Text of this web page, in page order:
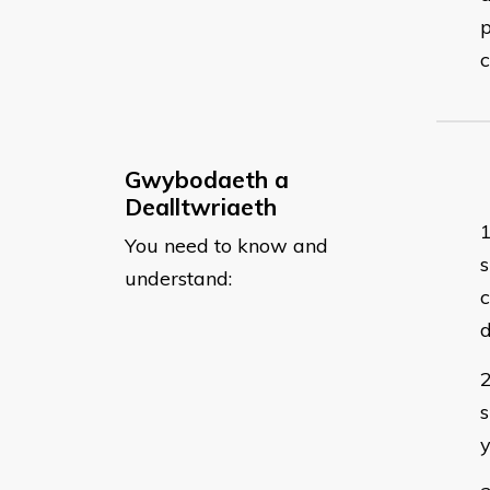
Gwybodaeth a
Dealltwriaeth
You need to know and
understand: